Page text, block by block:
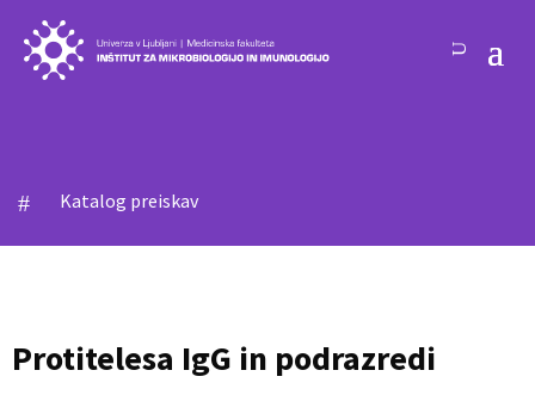
# Katalog preiskav
Protitelesa IgG in podrazredi